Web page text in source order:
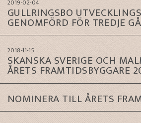
2019-02-04
GULLRINGSBO
GENOMFÖRD FÖR TREDJE
2018-11-15
SKANSKA SVERIGE OCH
ÅRETS FRAMTIDSBYGGARE
NOMINERA TILL ÅRETS